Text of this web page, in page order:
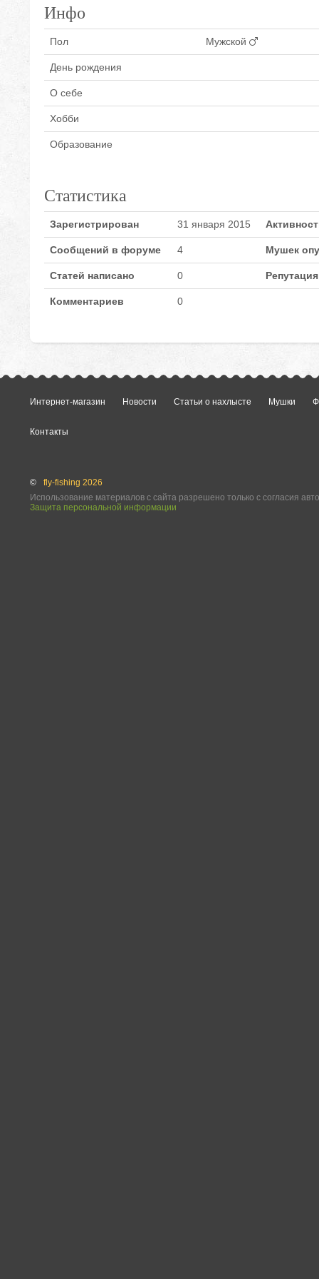
Инфо
Пол Мужской
День рождения
О себе
Хобби
Образование
Статистика
Зарегистрирован 31 января 2015
Сообщений в форуме 4 Мушек
Статей написано 0 Репутация
Комментариев 0
Интернет-магазин Новости Статьи о нахлысте Мушки
Контакты
©
fly-fishing 2026
Использование материалов с сайта разрешено только с согласия
Защита персональной информации